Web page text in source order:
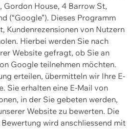
House, 4 Barrow St,
(“Google”). Dieses Programm
Kundenrezensionen von Nutzern
Hierbei werden Sie nach
Website gefragt, ob Sie an
Google teilnehmen möchten.
erteilen, übermitteln wir Ihre E-
Sie erhalten eine E-Mail von
in der Sie gebeten werden,
Website zu bewerten. Die
wird anschliessend mit